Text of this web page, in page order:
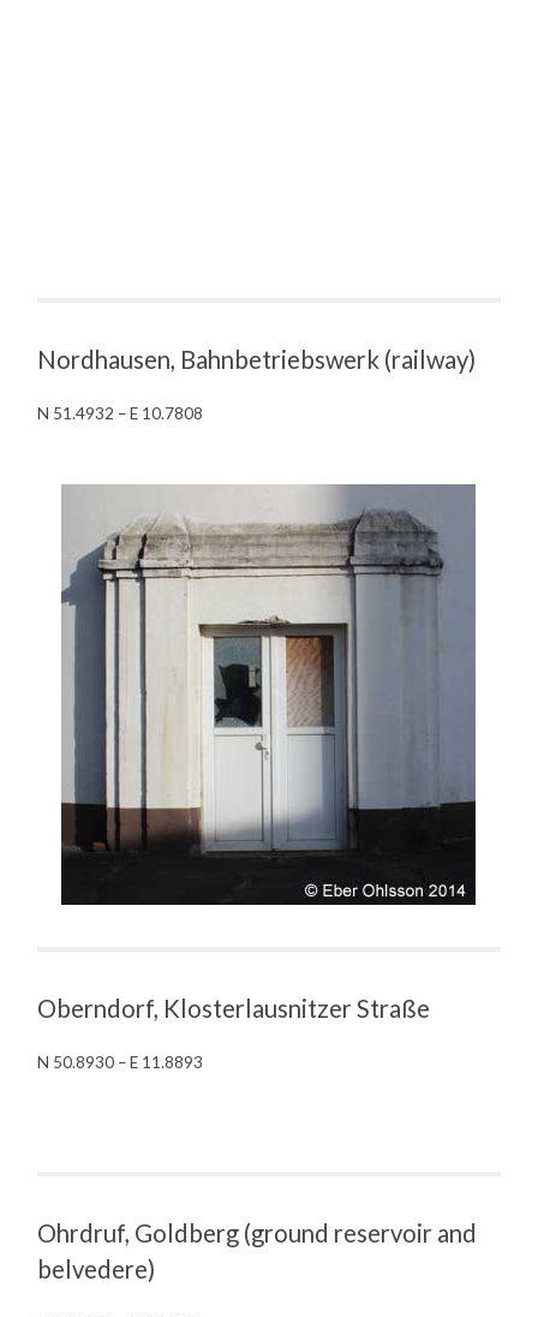
Nordhausen, Bahnbetriebswerk (railway)
N 51.4932 – E 10.7808
Oberndorf, Klosterlausnitzer Straße
N 50.8930 – E 11.8893
Ohrdruf, Goldberg (ground reservoir and
belvedere)